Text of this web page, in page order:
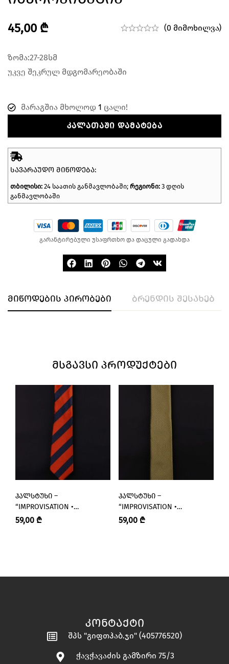
45,00 ₾ (0 მიმოხილვა)
ზომა:27-28სმ
უკვე შეკრულ მდგომარეობაში
მარაგშია მხოლოდ 1 ცალი!
ᲙᲐᲚᲐᲗᲐᲨᲘ ᲓᲐᲛᲐᲢᲔᲑᲐ
ᲡᲐᲕᲐᲠᲐᲣᲓᲝ ᲛᲘᲬᲝᲓᲔᲑᲐ:
თბილისი: 24 საათის განმავლობაში; რეგიონი: 3 დღის
განმავლობაში
გარანტირებული უსაფრთხო და დაცული გადახდა
მიწოდების პირობები ბრენდის შესახებ
ᲛᲡᲒᲐᲕᲡᲘ ᲞᲠᲝᲓᲣᲥᲢᲔᲑᲘ
ᲰᲐᲚᲡᲢᲣᲮᲘ –
“IMPROVISATION •
ᲘᲛᲞᲠᲝᲕᲘᲖᲐᲪᲘᲐ”
59,00 ₾
ᲰᲐᲚᲡᲢᲣᲮᲘ –
“IMPROVISATION •
ᲘᲛᲞᲠᲝᲕᲘᲖᲐᲪᲘᲐ”
59,00 ₾
ᲙᲝᲜᲢᲐᲥᲢᲘ
შპს "გიფთჰაბ.ჯი" (405776520)
ჭავჭავაძის გამზირი 75/3